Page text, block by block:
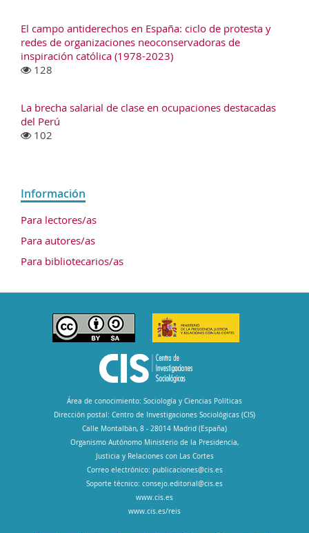
El campo antiderechos en España: ciclo de protesta y
redes de organizaciones neoconservadoras de
inspiración católica (1978-2023)
128
La brecha salarial de clase en ocupaciones destacadas
del Perú
102
Información
Para lectores/as
Para autores/as
Para bibliotecarios/as
Área de conocimiento: Sociología y Ciencias Políticas
Dirección postal: Centro de Investigaciones Sociológicas (CIS)
Calle Montalbán, 8 - 28014 Madrid (España)
Organismo Autónomo Ministerio de la Presidencia,
Justicia y Relaciones con Las Cortes
Correo electrónico: publicaciones@cis.es
Soporte técnico: consejo.editorial@cis.es
www.cis.es
www.cis.es/reis